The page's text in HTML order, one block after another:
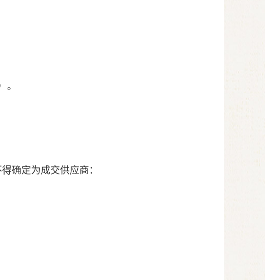
。
确定为成交供应商：